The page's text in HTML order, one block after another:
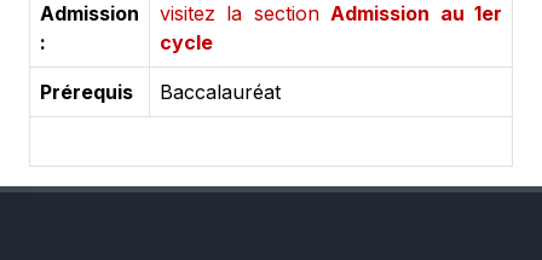
Admission
:
visitez la sectionAdmission au 1er
cycle
Prérequis Baccalauréat